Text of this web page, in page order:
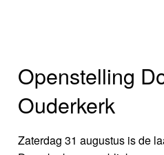
Openstelling
Ouderkerk
Zaterdag 31 augustus is de